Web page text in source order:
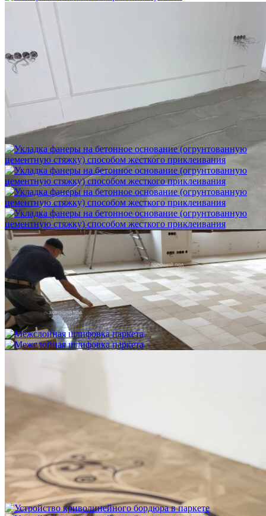
Шлифовка стяжки с сохранением уклона
1 500 ₽
Укладка фанеры на бетонное основание (огрунтованную
цементную стяжку) способом жесткого приклеивания
750 ₽
Межслойная шлифовка паркета
1 200 ₽